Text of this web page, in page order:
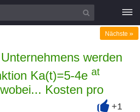
werden
Ka(t)=5-4e at
Kosten pro
Nächste »
+1